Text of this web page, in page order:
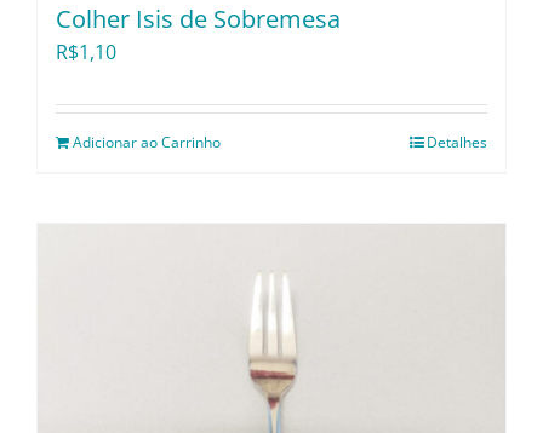
Colher Isis de Sobremesa
R$1,10
Adicionar ao Carrinho Detalhes